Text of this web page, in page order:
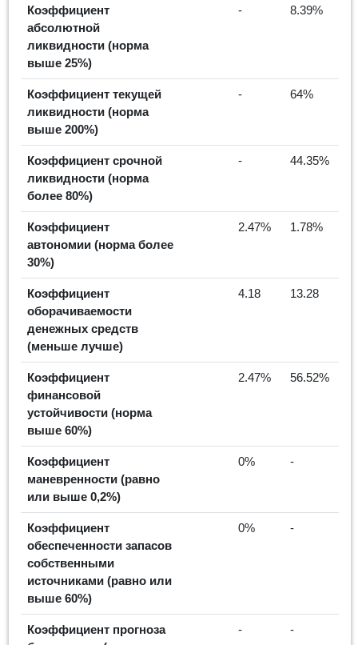
Коэффициент
абсолютной
ликвидности (норма
выше 25%)
- 8.39%
Коэффициент текущей
ликвидности (норма
выше 200%)
- 64%
Коэффициент срочной
ликвидности (норма
более 80%)
- 44.35%
Коэффициент
автономии (норма более
30%)
2.47% 1.78%
Коэффициент
оборачиваемости
денежных средств
(меньше лучше)
4.18 13.28
Коэффициент
финансовой
устойчивости (норма
выше 60%)
2.47% 56.52%
Коэффициент
маневренности (равно
или выше 0,2%)
0% -
Коэффициент
обеспеченности запасов
собственными
источниками (равно или
выше 60%)
0% -
Коэффициент прогноза
- -